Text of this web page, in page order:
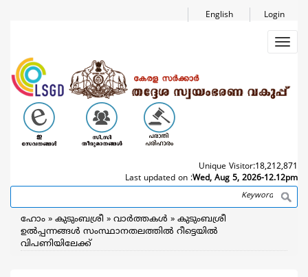
Login
English
Unique Visitor:18,212,871
Last updated on :Wed, Aug 5, 2026-12.12pm
Search
Breadcrumb
ഹോം കുടുംബശ്രീ വാര്‍ത്തകള്‍
കുടുംബശ്രീ
ഉൽപ്പന്നങ്ങൾ സംസ്ഥാനതലത്തിൽ റീട്ടെയിൽ
വിപണിയിലേക്ക്